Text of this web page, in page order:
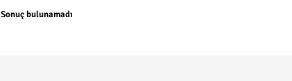
Sonuç bulunamadı